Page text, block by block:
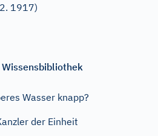
1917)
Wasser knapp?
der Einheit